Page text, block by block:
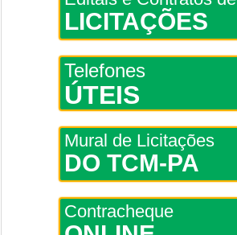
LICITAÇÕES
Telefones
ÚTEIS
Mural de Licitações
DO TCM-PA
Contracheque